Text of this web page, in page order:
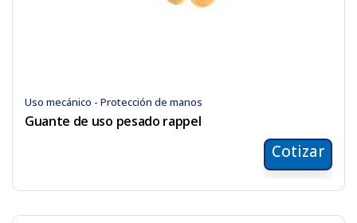
Uso mecánico - Protección de manos
Guante de uso pesado rappel
Cotizar